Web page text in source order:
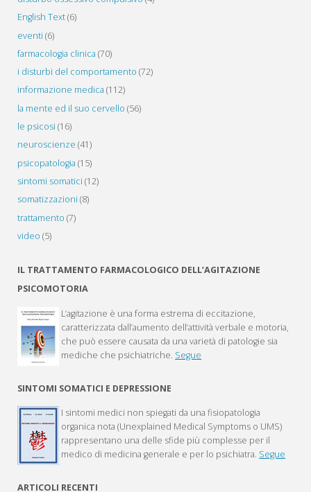
English Text(6)
eventi (6)
farmacologia clinica (70)
i disturbi del comportamento (72)
informazione medica (112)
la mente ed il suo cervello (56)
le psicosi (16)
neuroscienze (41)
psicopatologia (15)
sintomi somatici (12)
somatizzazioni (8)
trattamento (7)
video (5)
IL TRATTAMENTO FARMACOLOGICO DELL’AGITAZIONE
PSICOMOTORIA
L’agitazione è una forma estrema di eccitazione,
caratterizzata dall’aumento dell’attività verbale e motoria,
che può essere causata da una varietà di patologie sia
mediche che psichiatriche. Segue
SINTOMI SOMATICI E DEPRESSIONE
I sintomi medici non spiegati da una fisiopatologia
organica nota (Unexplained Medical Symptoms o UMS)
rappresentano una delle sfide più complesse per il
medico di medicina generale e per lo psichiatra. Segue
ARTICOLI RECENTI